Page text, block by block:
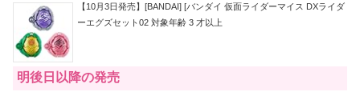
【10月3日発売】[BANDAI] [バンダイ 仮面ライダーマイス DXライダ
ーエグズセット02 対象年齢 3 才以上
明後日以降の発売